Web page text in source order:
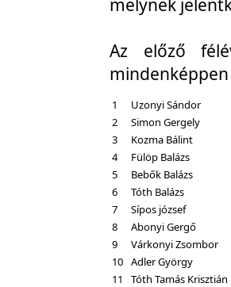
Az előző
1
Uzonyi Sándor
2
Simon Gergely
3
Kozma Bálint
4
Fülöp Balázs
5
Bebők Balázs
6
Tóth Balázs
7
Sípos józsef
8
Abonyi Gergő
9
Várkonyi Zsombor
10 Adler György
11
Tóth Tamás Krisztián